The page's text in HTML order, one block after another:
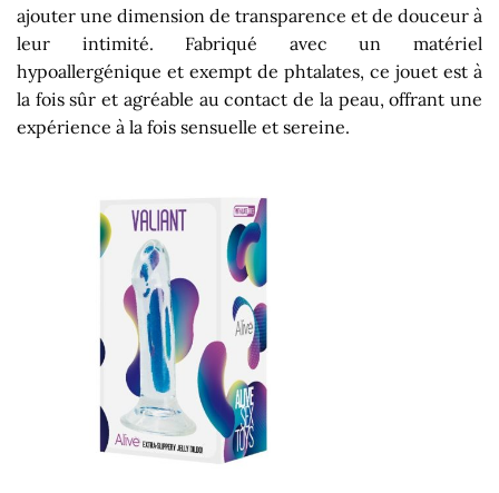
ajouter une dimension de transparence et de douceur à
leur intimité. Fabriqué avec un matériel
hypoallergénique et exempt de phtalates, ce jouet est à
la fois sûr et agréable au contact de la peau, offrant une
expérience à la fois sensuelle et sereine.